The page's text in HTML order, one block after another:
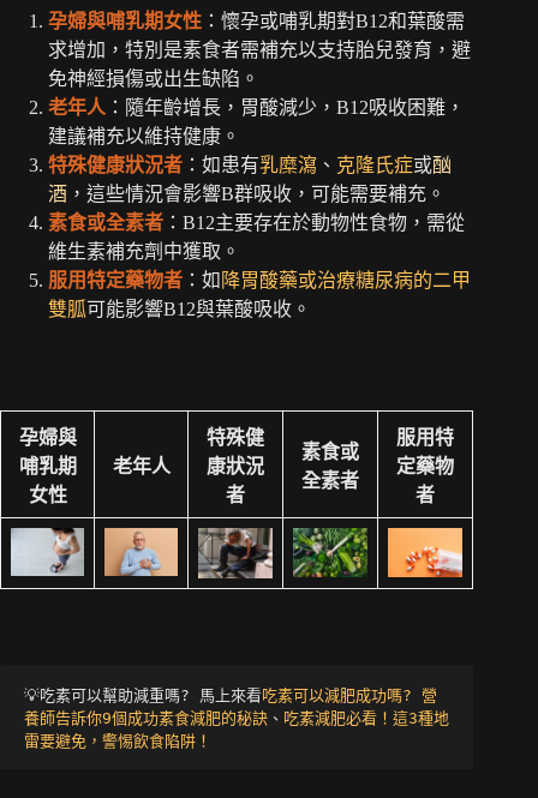
孕婦與哺乳期女性 ：懷孕或哺乳期對B12和葉酸需
求增加，特別是素食者需補充以支持胎兒發育，避
免神經損傷或出生缺陷。
老年人 ：隨年齡增長，胃酸減少，B12吸收困難，
建議補充以維持健康。
特殊健康狀況者 ：如患有乳糜瀉 、 克隆氏症或酗
酒 ，這些情況會影響B群吸收，可能需要補充。
素食或全素者 ：B12主要存在於動物性食物，需從
維生素補充劑中獲取。
服用特定藥物者 ：如 降胃酸藥或治療糖尿病的二甲
雙胍可能影響B12與葉酸吸收。
孕婦與
哺乳期
女性
老年人
特殊健
康狀況
者
素食或
全素者
服用特
定藥物
者
💡吃素可以幫助減重嗎? 馬上來看吃素可以減肥成功嗎? 營
養師告訴你9個成功素食減肥的秘訣 、 吃素減肥必看！這3種地
雷要避免，警惕飲食陷阱！